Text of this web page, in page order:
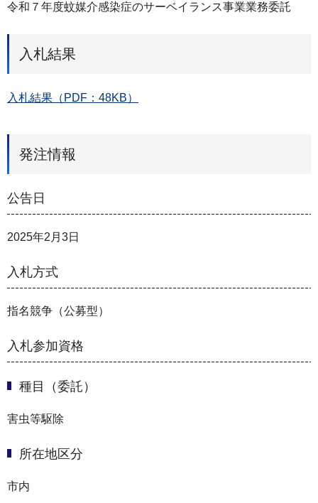
令和７年度蚊媒介感染症のサーベイランス事業業務委託
入札結果
入札結果（PDF：48KB）
発注情報
公告日
2025年2月3日
入札方式
指名競争（公募型）
入札参加資格
種目（委託）
害虫等駆除
所在地区分
市内